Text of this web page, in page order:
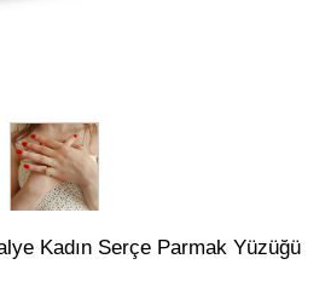
Kadın Serçe Parmak Yüzüğü